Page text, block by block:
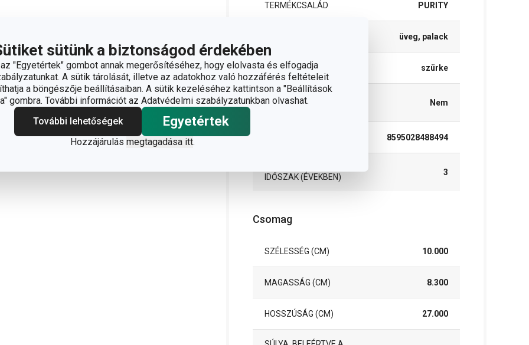
sütünk a biztonságod érdekében
"Egyetértek" gombot annak megerősítéséhez, hogy elolvasta és elfogadja
A sütik tárolását, illetve az adatokhoz való hozzáférés feltételeit
a böngészője beállításaiban. A sütik kezeléséhez kattintson a "Beállítások
gombra. További információt az Adatvédelmi szabályzatunkban olvashat.
További lehetőségek
Egyetértek
Hozzájárulás megtagadása itt.
TERMÉKCSALÁD PURITY
üveg, palack
SZÍN szürke
TISZTÍTÁS
Nem
8595028488494
IDŐSZAK (ÉVEKBEN)
3
Csomag
SZÉLESSÉG (CM) 10.000
MAGASSÁG (CM) 8.300
HOSSZÚSÁG (CM) 27.000